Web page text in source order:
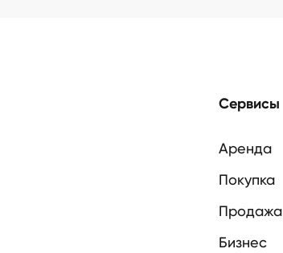
Сервисы
Аренда
Покупка
Продажа
Бизнес